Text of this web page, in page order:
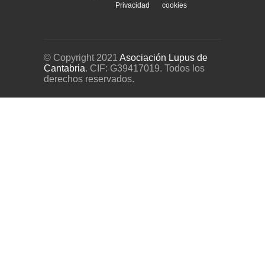
Privacidad
cookies
© Copyright 2021 Asociación Lupus de
Cantabria. CIF: G39417019. Todos los
derechos reservados.